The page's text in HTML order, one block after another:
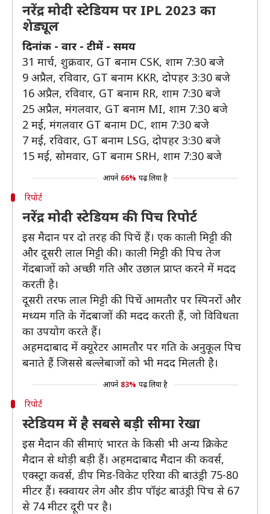
नरेंद्र मोदी स्टेडियम पर IPL 2023 का
शेड्यूल
दिनांक - वार - टीमें - समय
31 मार्च, शुक्रवार, GT बनाम CSK, शाम 7:30 बजे
9 अप्रैल, रविवार, GT बनाम KKR, दोपहर 3:30 बजे
16 अप्रैल, रविवार, GT बनाम RR, शाम 7:30 बजे
25 अप्रैल, मंगलवार, GT बनाम MI, शाम 7:30 बजे
2 मई, मंगलवार GT बनाम DC, शाम 7:30 बजे
7 मई, रविवार, GT बनाम LSG, दोपहर 3:30 बजे
15 मई, सोमवार, GT बनाम SRH, शाम 7:30 बजे
आपने 66% पढ़ लिया है
रिपोर्ट
नरेंद्र मोदी स्टेडियम की पिच रिपोर्ट
इस मैदान पर दो तरह की पिचें हैं। एक काली मिट्टी की
और दूसरी लाल मिट्टी की। काली मिट्टी की पिच तेज
गेंदबाजों को अच्छी गति और उछाल प्राप्त करने में मदद
करती है।
दूसरी तरफ लाल मिट्टी की पिचें आमतौर पर स्पिनरों और
मध्यम गति के गेंदबाजों की मदद करती हैं, जो विविधता
का उपयोग करते हैं।
अहमदाबाद में क्यूरेटर आमतौर पर गति के अनुकूल पिच
बनाते हैं जिससे बल्लेबाजों को भी मदद मिलती है।
आपने 83% पढ़ लिया है
रिपोर्ट
स्टेडियम में है सबसे बड़ी सीमा रेखा
इस मैदान की सीमाएं भारत के किसी भी अन्य क्रिकेट
मैदान से थोड़ी बड़ी हैं। अहमदाबाद मैदान की कवर्स,
एक्स्ट्रा कवर्स, डीप मिड-विकेट एरिया की बाउंड्री 75-80
मीटर हैं। स्क्वायर लेग और डीप पॉइंट बाउंड्री पिच से 67
से 74 मीटर दूरी पर है।